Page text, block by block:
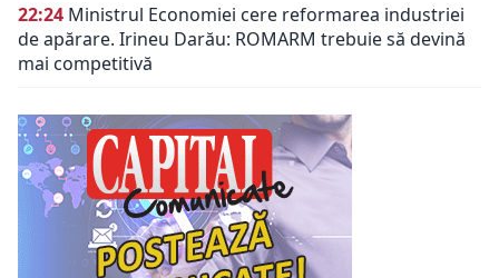
22:24 Ministrul Economiei cere reformarea industriei
de apărare. Irineu Darău: ROMARM trebuie să devină
mai competitivă